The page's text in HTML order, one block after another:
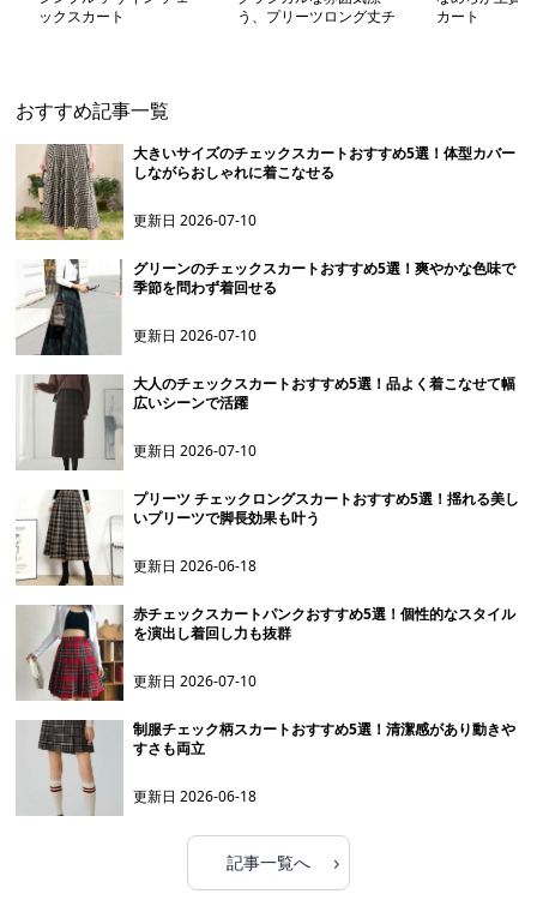
ックスカート
う、プリーツロング丈チ
カート
おすすめ記事一覧
大きいサイズのチェックスカートおすすめ5選！体型カバー
しながらおしゃれに着こなせる
更新日2026-07-10
グリーンのチェックスカートおすすめ5選！爽やかな色味で
季節を問わず着回せる
更新日2026-07-10
大人のチェックスカートおすすめ5選！品よく着こなせて幅
広いシーンで活躍
更新日2026-07-10
プリーツ チェックロングスカートおすすめ5選！揺れる美し
いプリーツで脚長効果も叶う
更新日2026-06-18
赤チェックスカートパンクおすすめ5選！個性的なスタイル
を演出し着回し力も抜群
更新日2026-07-10
制服チェック柄スカートおすすめ5選！清潔感があり動きや
すさも両立
更新日2026-06-18
記事一覧へ ›